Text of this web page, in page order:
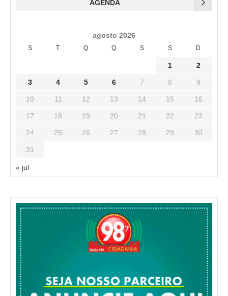
AGENDA
agosto 2026
S T Q Q S S D
1 2
3 4 5 6 7 8 9
10 11 12 13 14 15 16
17 18 19 20 21 22 23
24 25 26 27 28 29 30
31
« jul